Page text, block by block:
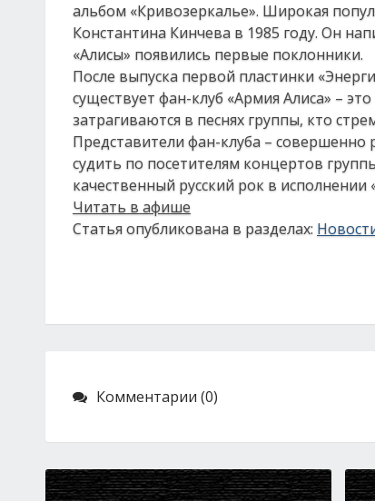
альбом «Кривозеркалье». Широкая
Константина Кинчева в 1985 году. Он
«Алисы» появились первые поклонники.
После выпуска первой пластинки
существует фан-клуб «Армия Алиса» –
затрагиваются в песнях группы, кто
Представители фан-клуба –
судить по посетителям концертов
качественный русский рок в исполнении
Читать в афише
Статья опубликована в разделах:
Комментарии (0)